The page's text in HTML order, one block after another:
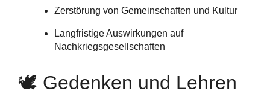
Zerstörung von Gemeinschaften und Kultur
Langfristige Auswirkungen auf
Nachkriegsgesellschaften
🕊️ Gedenken und Lehren